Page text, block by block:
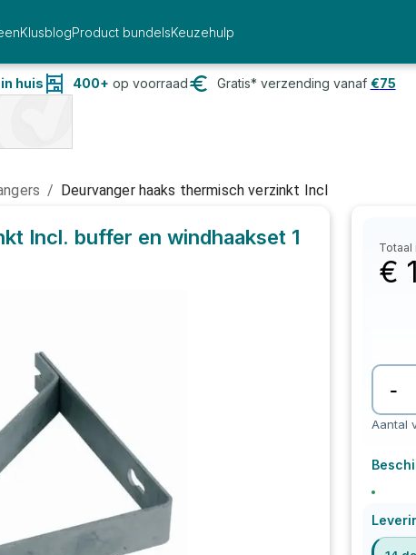
KlusblogProduct bundelsKeuzehulp
huis 400+ op voorraad Gratis* verzending vanaf €75
/ Deurvanger haaks thermisch verzinkt Incl
Incl. buffer en windhaakset 1
Totaal
€
-
Aantal